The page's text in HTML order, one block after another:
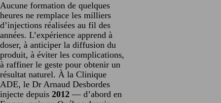
Aucune formation de quelques
heures ne remplace les milliers
d’injections réalisées au fil des
années. L’expérience apprend à
doser, à anticiper la diffusion du
produit, à éviter les complications,
à raffiner le geste pour obtenir un
résultat naturel. À la Clinique
ADE, le Dr Arnaud Desbordes
injecte depuis 2012 — d’abord en